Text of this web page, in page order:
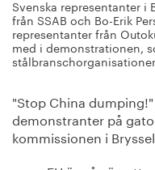
Bildbank
Om oss
Svenska representanter i
från SSAB och Bo-Erik
representanter från
med i demonstrationen,
"Stop China
demonstranter på
kommissionen i